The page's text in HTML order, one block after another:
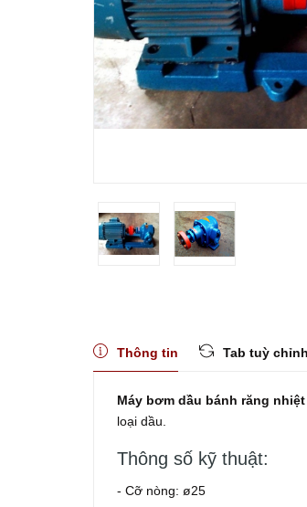
Thông tin Tab tuỳ chỉnh
Máy bơm dầu bánh răng
loại dầu.
Thông số kỹ thuật:
- Cỡ nòng: ø25